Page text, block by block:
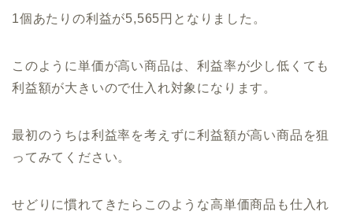
1個あたりの利益が5,565円となりました。
このように単価が高い商品は、利益率が少し低くても
利益額が大きいので仕入れ対象になります。
最初のうちは利益率を考えずに利益額が高い商品を狙
ってみてください。
せどりに慣れてきたらこのような高単価商品も仕入れ